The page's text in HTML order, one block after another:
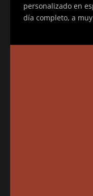
personalizado en
día completo, a